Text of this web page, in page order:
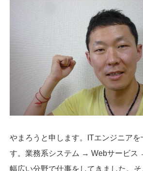
やまろうと申します。ITエンジニアを
す。業務系システム → Webサービス
幅広い分野で仕事をしてきました。